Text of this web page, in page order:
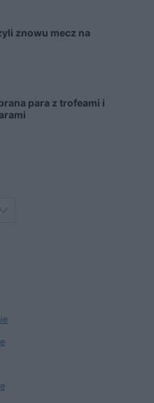
znowu mecz na
para z trofeami i